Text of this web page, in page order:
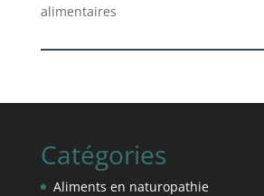
alimentaires
Catégories
Aliments en naturopathie